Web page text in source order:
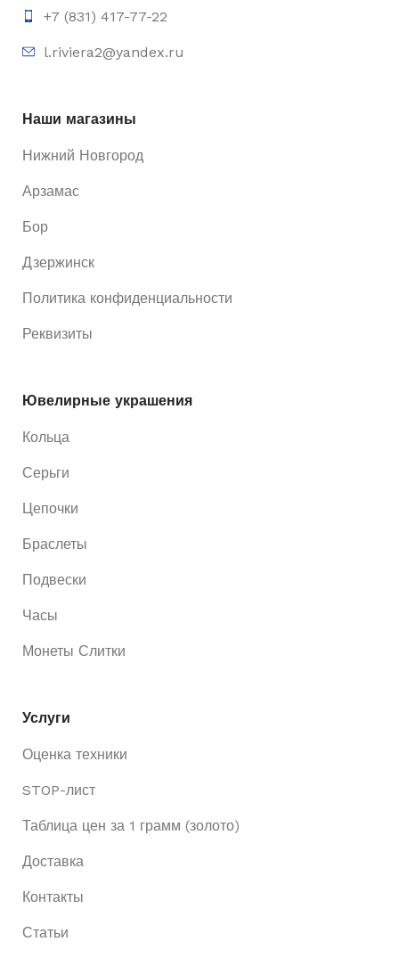
+7 (831) 417-77-22
l.riviera2@yandex.ru
Наши магазины
Нижний Новгород
Арзамас
Бор
Дзержинск
Политика конфиденциальности
Реквизиты
Ювелирные украшения
Кольца
Серьги
Цепочки
Браслеты
Подвески
Часы
Монеты Слитки
Услуги
Оценка техники
STOP-лист
Таблица цен за 1 грамм (золото)
Доставка
Контакты
Статьи